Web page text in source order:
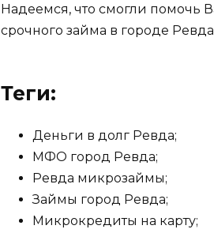
Надеемся, что смогли помочь
срочного займа в городе
Теги:
Деньги в долг Ревда;
МФО город Ревда;
Ревда микрозаймы;
Займы город Ревда;
Микрокредиты на карту;